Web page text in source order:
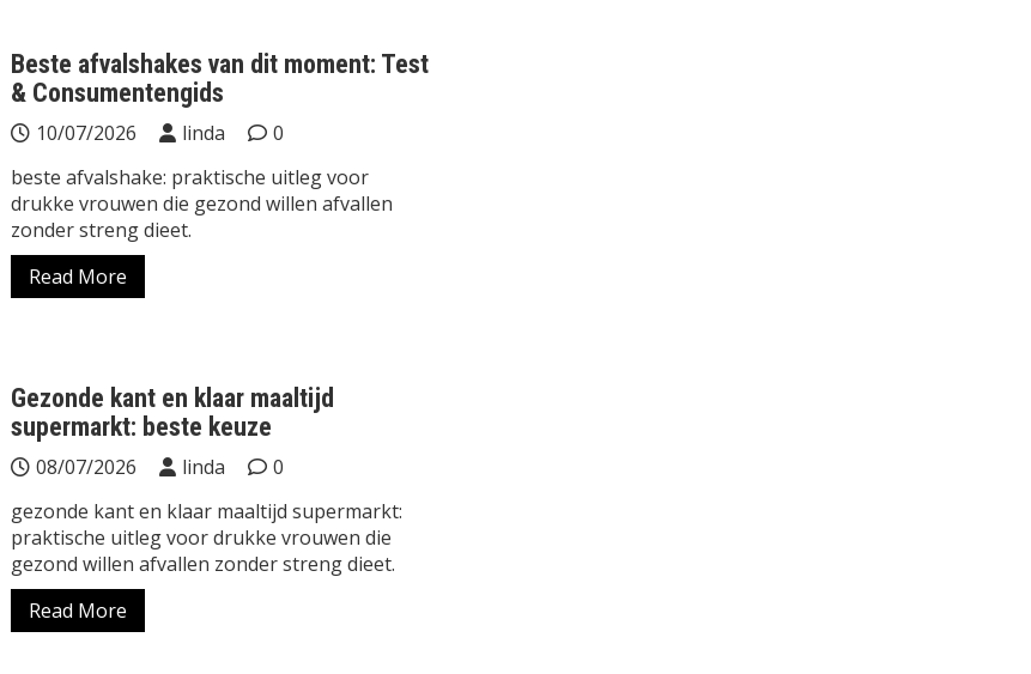
Beste afvalshakes van dit moment: Test
& Consumentengids
10/07/2026 linda
0
beste afvalshake: praktische uitleg voor
drukke vrouwen die gezond willen afvallen
zonder streng dieet.
Read More
Gezonde kant en klaar maaltijd
supermarkt: beste keuze
08/07/2026 linda
0
gezonde kant en klaar maaltijd supermarkt:
praktische uitleg voor drukke vrouwen die
gezond willen afvallen zonder streng dieet.
Read More